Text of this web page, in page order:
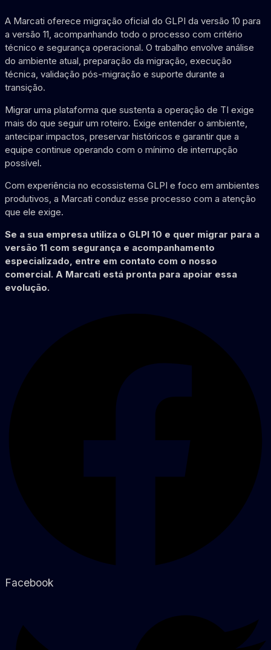
A Marcati oferece migração oficial do GLPI da versão 10 para
a versão 11, acompanhando todo o processo com critério
técnico e segurança operacional. O trabalho envolve análise
do ambiente atual, preparação da migração, execução
técnica, validação pós-migração e suporte durante a
transição.
Migrar uma plataforma que sustenta a operação de TI exige
mais do que seguir um roteiro. Exige entender o ambiente,
antecipar impactos, preservar históricos e garantir que a
equipe continue operando com o mínimo de interrupção
possível.
Com experiência no ecossistema GLPI e foco em ambientes
produtivos, a Marcati conduz esse processo com a atenção
que ele exige.
Se a sua empresa utiliza o GLPI 10 e quer migrar para a
versão 11 com segurança e acompanhamento
especializado, entre em contato com o nosso
comercial. A Marcati está pronta para apoiar essa
evolução.
Facebook